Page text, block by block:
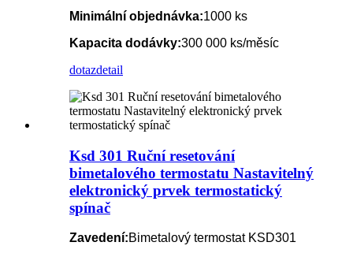
Minimální objednávka:1000 ks
Kapacita dodávky:300 000 ks/měsíc
dotazdetail
Ksd 301 Ruční resetování
bimetalového termostatu Nastavitelný
elektronický prvek termostatický
spínač
Zavedení:Bimetalový termostat KSD301